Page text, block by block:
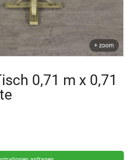
+ zoom
0,71 m x 0,71